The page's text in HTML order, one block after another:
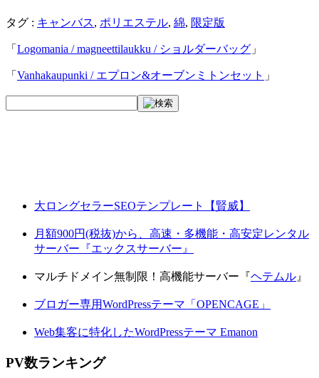
タグ : キャンバス, ポリエステル, 綿, 限定版
「 Logomania / magneettilaukku / ショルダーバッグ 」
「 Vanhakaupunki / エプロン&オーブンミトンセット 」
大ロングセラーSEOテンプレート【賢威】
月額900円(税抜)から、高速・多機能・高安定レンタル
サーバー『エックスサーバー』
マルチドメイン無制限！高機能サーバー『ヘテムル 』
ブロガー専用WordPressテーマ「OPENCAGE」
Web集客に特化したWordPressテーマ Emanon
PV数ランキング